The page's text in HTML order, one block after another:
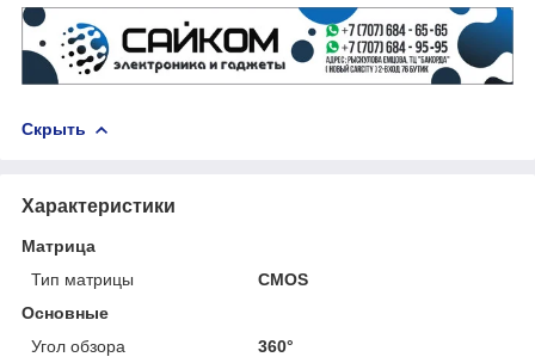
Скрыть
Характеристики
Матрица
Тип матрицы
CMOS
Основные
Угол обзора
360°